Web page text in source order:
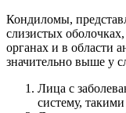
Кондиломы,
слизистых
органах и в области
значительно выше у
Лица с
систему,